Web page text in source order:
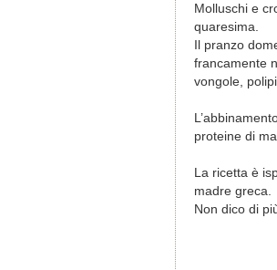
Molluschi e
quaresima.
Il pranzo
francamente
vongole,
proteine di
La ricetta è
madre greca.
Non dico di